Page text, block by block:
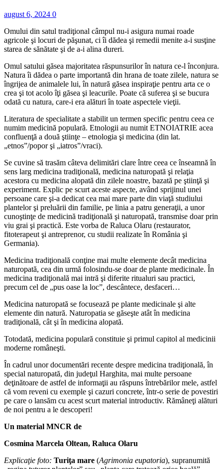
august 6, 2024 0
Omului din satul tradiţional câmpul nu-i asigura numai roade
agricole şi locuri de păşunat, ci îi dădea şi remedii menite a-i susţine
starea de sănătate şi de a-i alina dureri.
Omul satului găsea majoritatea răspunsurilor în natura ce-l înconjura.
Natura îi dădea o parte importantă din hrana de toate zilele, natura se
îngrijea de animalele lui, în natură găsea inspiraţie pentru arta ce o
crea şi tot acolo îţi găsea şi leacurile. Poate că suferea şi se bucura
odată cu natura, care-i era alături în toate aspectele vieţii.
Literatura de specialitate a stabilit un termen specific pentru ceea ce
numim medicină populară. Etnologii au numit ETNOIATRIE acea
confluenţă a două ştiinţe – etnologia şi medicina (din lat.
„etnos”/popor şi „iatros”/vraci).
Se cuvine să trasăm câteva delimitări clare între ceea ce înseamnă în
sens larg medicina tradiţională, medicina naturopată şi relaţia
acestora cu medicina alopată din zilele noastre, bazată pe ştiinţă şi
experiment. Explic pe scurt aceste aspecte, având sprijinul unei
persoane care şi-a dedicat cea mai mare parte din viaţă studiului
plantelor şi preluării din familie, pe linia a patru generaţii, a unor
cunoştinţe de medicină tradiţională şi naturopată, transmise doar prin
viu grai şi practică. Este vorba de Raluca Olaru (restaurator,
fitoterapeut şi antreprenor, cu studii realizate în România şi
Germania).
Medicina tradiţională conţine mai multe elemente decât medicina
naturopată, cea din urmă folosindu-se doar de plante medicinale. În
medicina tradiţională mai intră şi diferite ritualuri sau practici,
precum cel de „pus oase la loc”, descântece, desfaceri…
Medicina naturopată se focusează pe plante medicinale şi alte
elemente din natură. Naturopatia se găseşte atât în medicina
tradiţională, cât şi în medicina alopată.
Totodată, medicina populară constituie şi primul capitol al medicinii
moderne româneşti.
În cadrul unor documentări recente despre medicina tradiţională, în
special naturopată, din judeţul Harghita, mai multe persoane
deţinătoare de astfel de informaţii au răspuns întrebărilor mele, astfel
că vom reveni cu exemple şi cazuri concrete, într-o serie de povestiri
pe care o lansăm cu acest scurt material introductiv. Rămâneţi alături
de noi pentru a le descoperi!
Un material MNCR de
Cosmina Marcela Oltean, Raluca Olaru
Explicaţie foto: Turiţa mare (Agrimonia eupatoria), supranumită